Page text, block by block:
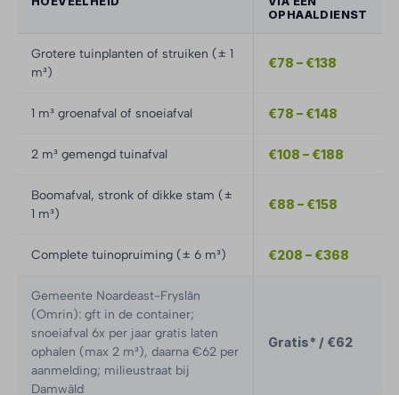
OPHAALDIENST
Grotere tuinplanten of struiken (± 1
m³)
€78 – €138
1 m³ groenafval of snoeiafval €78 – €148
2 m³ gemengd tuinafval €108 – €188
Boomafval, stronk of dikke stam (±
1 m³)
€88 – €158
Complete tuinopruiming (± 6 m³) €208 – €368
Gemeente Noardeast-Fryslân
(Omrin): gft in de container;
snoeiafval 6x per jaar gratis laten
ophalen (max 2 m³), daarna €62 per
aanmelding; milieustraat bij
Damwâld
Gratis* / €62